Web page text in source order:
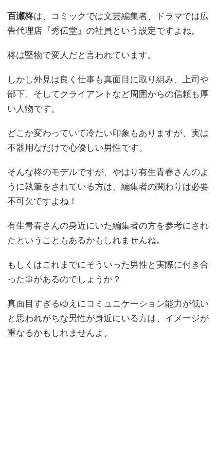
百瀬柊は、コミックでは文芸編集者、ドラマでは広
告代理店『秀伝堂』の社員という設定ですよね。
柊は堅物で変人だと言われています。
しかし外見は良く仕事も真面目に取り組み、上司や
部下、そしてクライアントなど周囲からの信頼も厚
い人物です。
どこか変わっていて冷たい印象もありますが、実は
不器用なだけで心優しい男性です。
そんな柊のモデルですが、やはり有生青春さんのよ
うに執筆をされている方は、編集者の関わりは必要
不可欠ですよね！
有生青春さんの身近にいた編集者の方を参考にされ
たということもあるかもしれませんね。
もしくはこれまでにそういった男性と実際に付き合
った事があるのでしょうか？
真面目すぎるゆえにコミュニケーション能力が低い
と思われがちな男性が身近にいる方は、イメージが
重なるかもしれませんよ。